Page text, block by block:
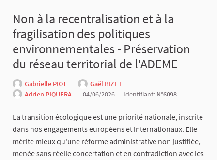
Non à la recentralisation et à la
fragilisation des politiques
environnementales - Préservation
du réseau territorial de l'ADEME
Gabrielle PIOT
Gaël BIZET
Adrien PIQUERA
04/06/2026 Identifiant: N°6098
La transition écologique est une priorité nationale, inscrite
dans nos engagements européens et internationaux. Elle
mérite mieux qu'une réforme administrative non justifiée,
menée sans réelle concertation et en contradiction avec les